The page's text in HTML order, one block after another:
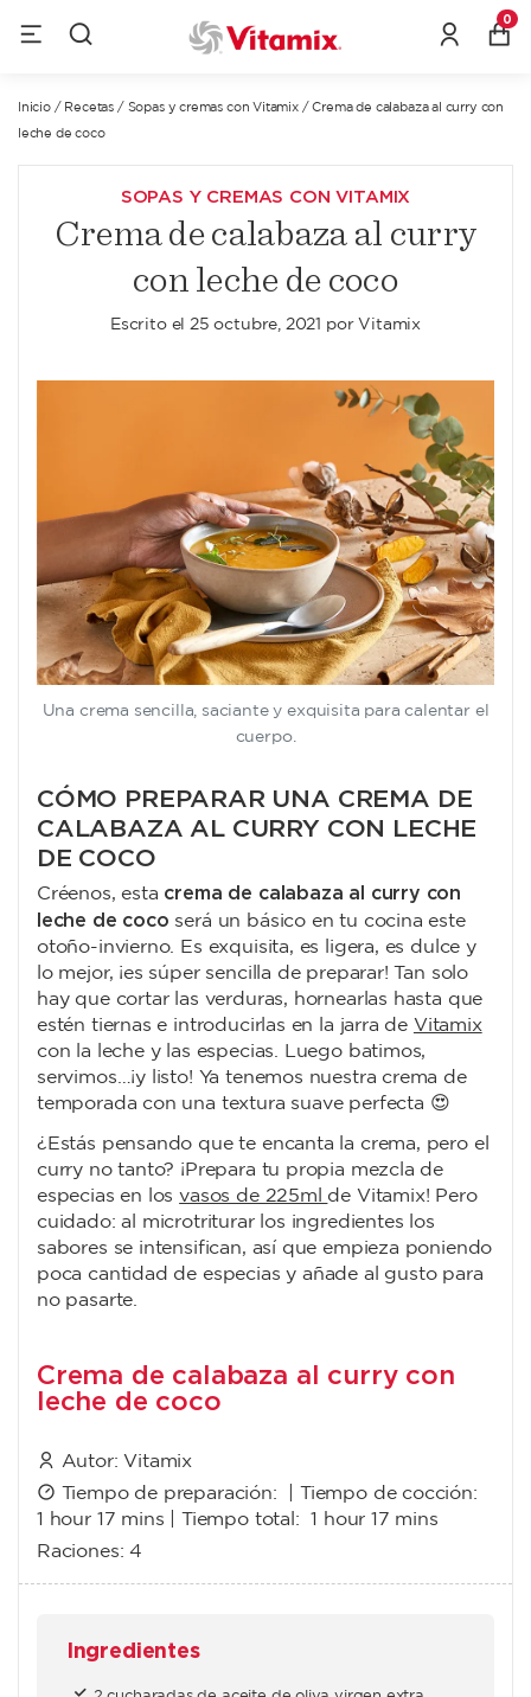
0
Inicio/ Recetas / Sopas y cremas con Vitamix/Crema de calabaza al curry con
leche de coco
SOPAS Y CREMAS CON VITAMIX
Crema de calabaza al curry
con leche de coco
Escrito el 25 octubre, 2021 por Vitamix
Una crema sencilla, saciante y exquisita para calentar el
cuerpo.
CÓMO PREPARAR UNA CREMA DE
CALABAZA AL CURRY CON LECHE
DE COCO
Créenos, esta crema de calabaza al curry con
leche de coco será un básico en tu cocina este
otoño-invierno. Es exquisita, es ligera, es dulce y
lo mejor, ¡es súper sencilla de preparar! Tan solo
hay que cortar las verduras, hornearlas hasta que
estén tiernas e introducirlas en la jarra de Vitamix
con la leche y las especias. Luego batimos,
servimos…¡y listo! Ya tenemos nuestra crema de
temporada con una textura suave perfecta 😍
¿Estás pensando que te encanta la crema, pero el
curry no tanto? ¡Prepara tu propia mezcla de
especias en losvasos de 225ml de Vitamix! Pero
cuidado: al microtriturar los ingredientes los
sabores se intensifican, así que empieza poniendo
poca cantidad de especias y añade al gusto para
no pasarte.
Crema de calabaza al curry con
leche de coco
Autor: Vitamix
Tiempo de preparación: | Tiempo de cocción:
1 hour 17 mins | Tiempo total:1 hour 17 mins
Raciones:4
Ingredientes